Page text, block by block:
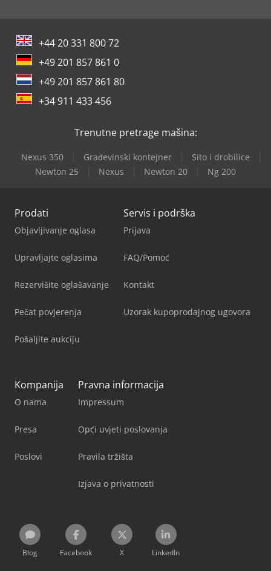
+44 20 331 800 72
+49 201 857 861 0
+49 201 857 861 80
+34 911 433 456
Trenutne pretrage mašina:
Nexus 350 Građevinski kontejner
Sito i drobilice
Newton 25
Nexus Newton 20 Ng 200
Prodati
Objavljivanje oglasa
Upravljajte oglasima
Rezervišite oglašavanje
Pečat povjerenja
Pošaljite aukciju
Servis i podrška
Prijava
FAQ/Pomoć
Kontakt
Uzorak kupoprodajnog ugovora
Kompanija
O nama
Presa
Poslovi
Pravna informacija
Impressum
Opći uvjeti poslovanja
Pravila tržišta
Izjava o privatnosti
Blog Facebook X LinkedIn